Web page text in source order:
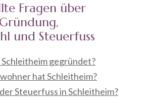
Fragen über
und Steuerfuss
gegründet?
hat Schleitheim?
Steuerfuss in Schleitheim?